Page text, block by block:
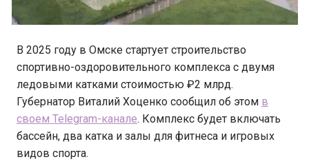
В 2025 году в Омске стартует строительство
спортивно-оздоровительного комплекса с двумя
ледовыми катками стоимостью ₽2 млрд.
Губернатор Виталий Хоценко сообщил об этом в
своем Telegram-канале. Комплекс будет включать
бассейн, два катка и залы для фитнеса и игровых
видов спорта.